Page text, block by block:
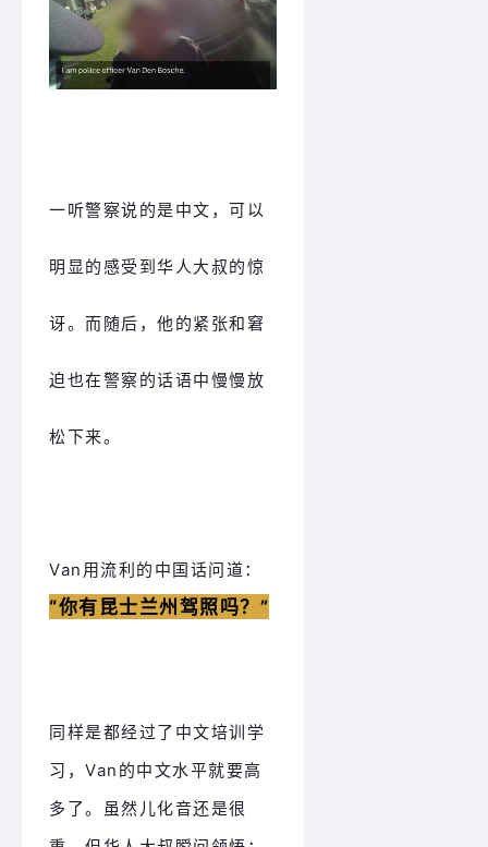
一听警察说的是中文，可以
明显的感受到华人大叔的惊
讶。而随后，他的紧张和窘
迫也在警察的话语中慢慢放
松下来。
Van用流利的中国话问道：
“你有昆士兰州驾照吗？ ”
同样是都经过了中文培训学
习， Van 的中文水平就要高
多了。
虽然儿化音还是很